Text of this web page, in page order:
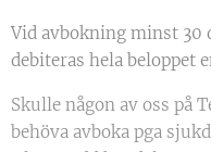
Vid avbokning minst 30
debiteras hela beloppet
Skulle någon av oss på
behöva avboka pga